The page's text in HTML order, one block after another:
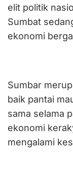
elit politik
Sumbat
ekonomi
Sumbar
baik pantai
sama selama
ekonomi
mengalami